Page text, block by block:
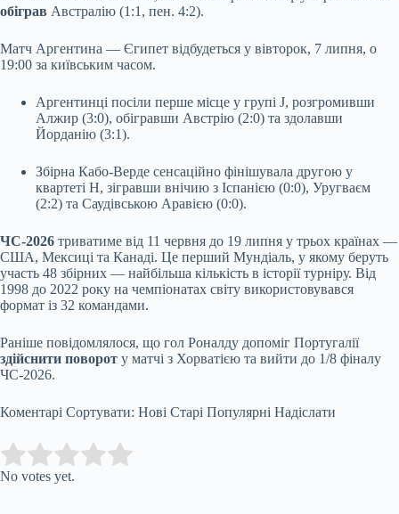
обіграв Австралію (1:1, пен. 4:2).
Матч Аргентина — Єгипет відбудеться у вівторок, 7 липня, о
19:00 за київським часом.
Аргентинці посіли перше місце у групі J, розгромивши
Алжир (3:0), обігравши Австрію (2:0) та здолавши
Йорданію (3:1).
Збірна Кабо-Верде сенсаційно фінішувала другою у
квартеті H, зігравши внічию з Іспанією (0:0), Уругваєм
(2:2) та Саудівською Аравією (0:0).
ЧС-2026 триватиме від 11 червня до 19 липня у трьох країнах —
США, Мексиці та Канаді. Це перший Мундіаль, у якому беруть
участь 48 збірних — найбільша кількість в історії турніру. Від
1998 до 2022 року на чемпіонатах світу використовувався
формат із 32 командами.
Раніше повідомлялося, що гол Роналду допоміг Португалії
здійснити поворот у матчі з Хорватією та вийти до 1/8 фіналу
ЧС-2026.
Коментарі Сортувати: Нові Старі Популярні Надіслати
Rate this item:
No votes yet.